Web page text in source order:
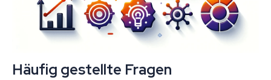
Häufig gestellte Fragen